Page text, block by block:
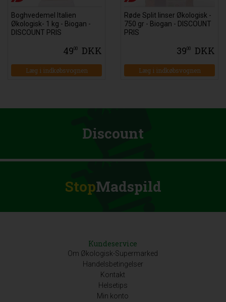
Boghvedemel Italien
Økologisk- 1 kg - Biogan -
DISCOUNT PRIS
4900 DKK
Læg i indkøbsvognen
Røde Split linser Økologisk -
750 gr - Biogan - DISCOUNT
PRIS
3900 DKK
Læg i indkøbsvognen
Discount
StopMadspild
Kundeservice
Om Økologisk-Supermarked
Handelsbetingelser
Kontakt
Helsetips
Min konto